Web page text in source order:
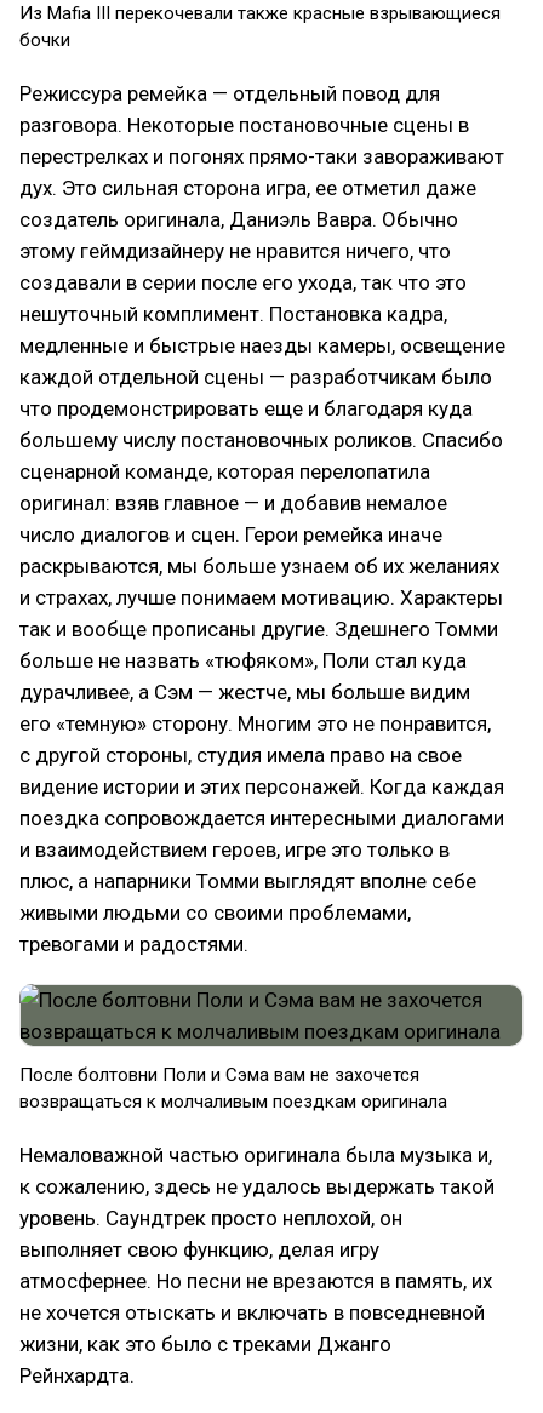
Из Mafia III перекочевали также красные взрывающиеся
бочки
Режиссура ремейка — отдельный повод для
разговора. Некоторые постановочные сцены в
перестрелках и погонях прямо-таки завораживают
дух. Это сильная сторона игра, ее отметил даже
создатель оригинала, Даниэль Вавра. Обычно
этому геймдизайнеру не нравится ничего, что
создавали в серии после его ухода, так что это
нешуточный комплимент. Постановка кадра,
медленные и быстрые наезды камеры, освещение
каждой отдельной сцены — разработчикам было
что продемонстрировать еще и благодаря куда
большему числу постановочных роликов. Спасибо
сценарной команде, которая перелопатила
оригинал: взяв главное — и добавив немалое
число диалогов и сцен. Герои ремейка иначе
раскрываются, мы больше узнаем об их желаниях
и страхах, лучше понимаем мотивацию. Характеры
так и вообще прописаны другие. Здешнего Томми
больше не назвать «тюфяком», Поли стал куда
дурачливее, а Сэм — жестче, мы больше видим
его «темную» сторону. Многим это не понравится,
с другой стороны, студия имела право на свое
видение истории и этих персонажей. Когда каждая
поездка сопровождается интересными диалогами
и взаимодействием героев, игре это только в
плюс, а напарники Томми выглядят вполне себе
живыми людьми со своими проблемами,
тревогами и радостями.
После болтовни Поли и Сэма вам не захочется
возвращаться к молчаливым поездкам оригинала
Немаловажной частью оригинала была музыка и,
к сожалению, здесь не удалось выдержать такой
уровень. Саундтрек просто неплохой, он
выполняет свою функцию, делая игру
атмосфернее. Но песни не врезаются в память, их
не хочется отыскать и включать в повседневной
жизни, как это было с треками Джанго
Рейнхардта.